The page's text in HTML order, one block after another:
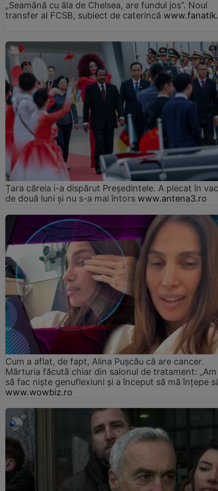
„Seamănă cu ăla de Chelsea, are fundul jos”. Noul
transfer al FCSB, subiect de caterincă
Țara căreia i-a dispărut Președintele. A plecat în
de două luni și nu s-a mai întors www.antena3.ro
Cum a aflat, de fapt, Alina Pușcău că are cancer.
Mărturia făcută chiar din salonul de tratament:
să fac niște genuflexiuni și a început să mă înțepe
www.wowbiz.ro